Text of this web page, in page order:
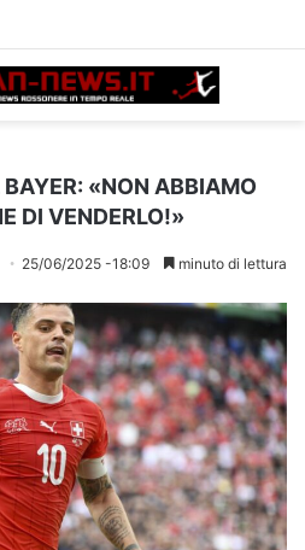
«NON ABBIAMO
DI VENDERLO!»
25/06/2025 -18:09 minuto di lettura